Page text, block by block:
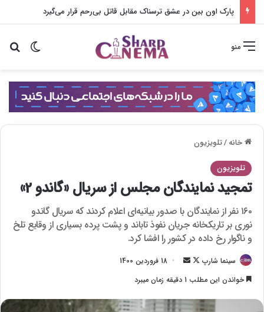
پارک اون بین در عشق ترسناک مقابل قاتل بی‌رحم قرار می‌گیرد
تغییر منو
خانه/تلویزیون
تلویزیون
تمجید نمایندگان مجلس از سریال «گاندو 2»
۱۶۰ نفر از نمایندگان با صدور بیانیه‌ای اعلام کردند که سریال گاندو
نوری بر تاریکخانه جریان نفوذ تاباند و پشت پرده بسیاری از وقایع تلخ
و ناگوار رخ داده در کشور را افشا کرد.
سینما شارپ
F
l ا
18 فروردین 1400
خواندن این مطلب 1 دقیقه زمان میبرد